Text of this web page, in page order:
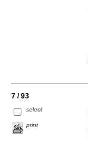
7 / 93
select
print